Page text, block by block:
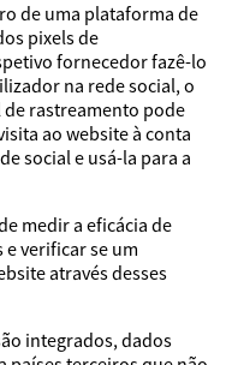
de uma plataforma de
pixels de
fornecedor fazê-lo
na rede social, o
rastreamento pode
ao website à conta
social e usá-la para a
medir a eficácia de
e verificar se um
através desses
integrados, dados